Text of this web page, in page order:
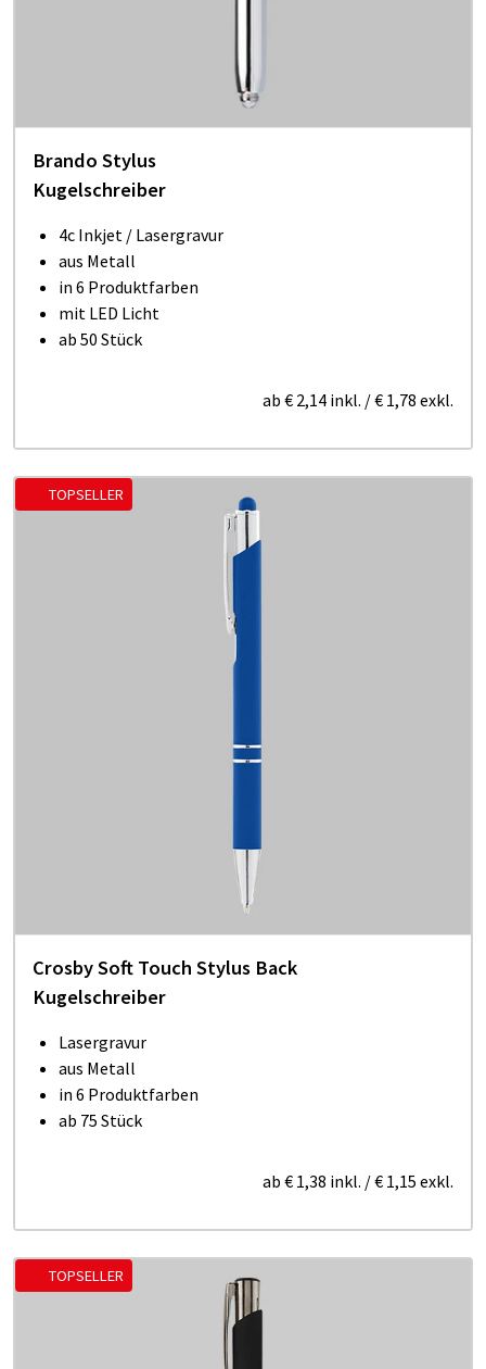
Brando Stylus
Kugelschreiber
4c Inkjet / Lasergravur
aus Metall
in 6 Produktfarben
mit LED Licht
ab 50 Stück
ab € 2,14 inkl. /€ 1,78 exkl.
TOPSELLER
Crosby Soft Touch Stylus Back
Kugelschreiber
Lasergravur
aus Metall
in 6 Produktfarben
ab 75 Stück
ab € 1,38 inkl. /€ 1,15 exkl.
TOPSELLER